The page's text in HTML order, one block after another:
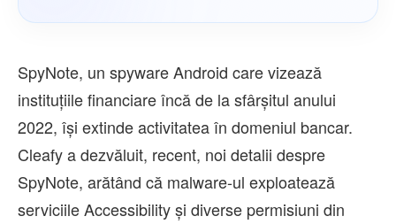
SpyNote, un spyware Android care vizează
instituțiile financiare încă de la sfârșitul anului
2022, își extinde activitatea în domeniul bancar.
Cleafy a dezvăluit, recent, noi detalii despre
SpyNote, arătând că malware-ul exploatează
serviciile Accessibility și diverse permisiuni din